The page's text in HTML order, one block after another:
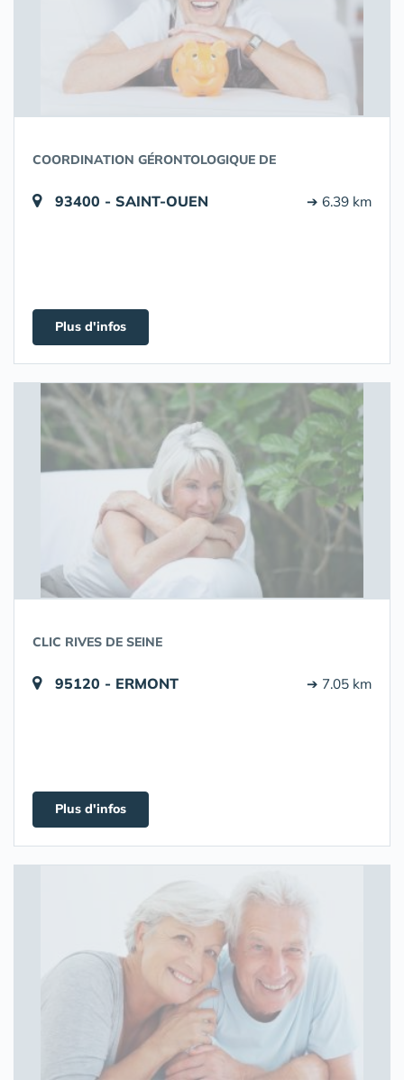
COORDINATION GÉRONTOLOGIQUE DE
93400 - SAINT-OUEN ➔ 6.39 km
Plus d'infos
CLIC RIVES DE SEINE
95120 - ERMONT ➔ 7.05 km
Plus d'infos